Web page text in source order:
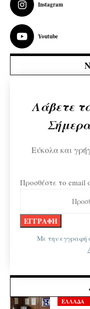
Instagram
Youtube
Λάβετε
Εύκολα και
Προσθέστε το email
Με την εγγραφή
ΕΛΛΑΔΑ